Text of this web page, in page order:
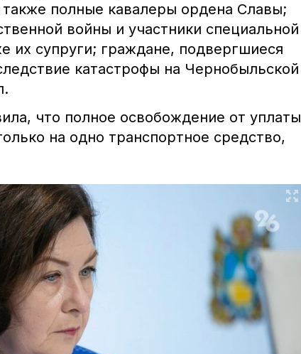
полные кавалеры ордена Славы;
войны и участники специальной
их супруги; граждане, подвергшиеся
катастрофы на Чернобыльской
что полное освобождение от уплаты
на одно транспортное средство,